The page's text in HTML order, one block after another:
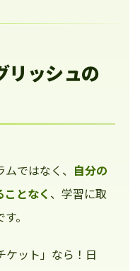
リッシュの
ではなく、 自分の
となく 、学習に取
。
ケット」なら！日